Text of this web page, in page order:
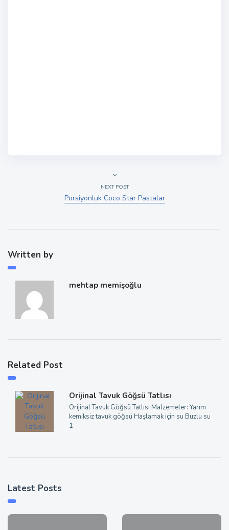
NEXT POST
Porsiyonluk Coco Star Pastalar
Written by
mehtap memişoğlu
Related Post
Orijinal Tavuk Göğsü Tatlısı
Orijinal Tavuk Göğsü Tatlısı Malzemeler: Yarım
kemiksiz tavuk göğsü Haşlamak için su Buzlu su
1
Latest Posts